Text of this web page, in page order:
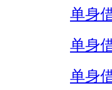
单身
单身
单身